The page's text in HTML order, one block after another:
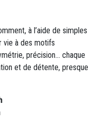
à l’aide de simples
vie à des motifs
précision… chaque
et de détente, presque